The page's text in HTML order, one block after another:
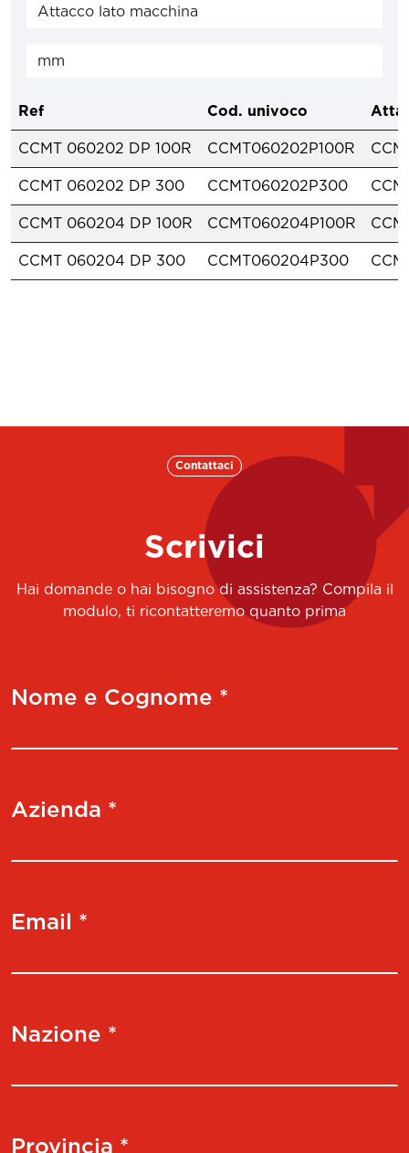
Ref Cod. univoco
CCMT 060202 DP 100R CCMT060202P100R
CCMT 060202 DP 300 CCMT060202P300
CCMT 060204 DP 100R CCMT060204P100R
CCMT 060204 DP 300 CCMT060204P300
Contattaci
Scrivici
Hai domande o hai bisogno di assistenza? Compila il
modulo, ti ricontatteremo quanto prima
Nome e Cognome *
Azienda *
Email *
Nazione *
Provincia *